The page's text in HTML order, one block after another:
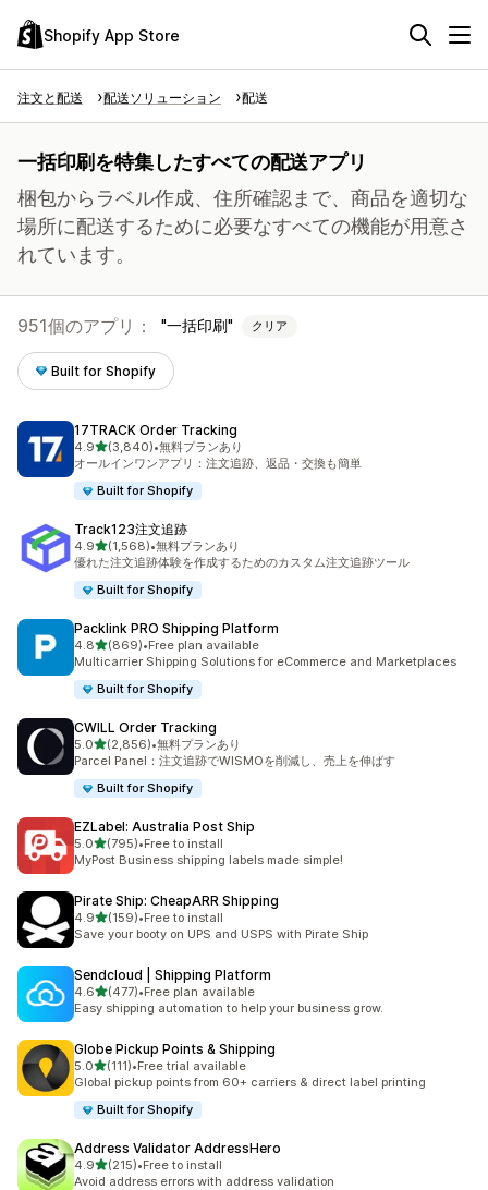
Shopify App Store
注文と配送 配送ソリューション 配送
一括印刷を特集したすべての配送アプリ
梱包からラベル作成、住所確認まで、商品を適切な
場所に配送するために必要なすべての機能が用意さ
れています。
951個のアプリ： 一括印刷 クリア
Built for Shopify
17TRACK Order Tracking
4.95つ星中
(3,840)
合計レビュー数：3840件
•無料プランあり
オールインワンアプリ：注文追跡、返品・交換も簡単
Built for Shopify
Track123注文追跡
4.95つ星中
(1,568)
合計レビュー数：1568件
•無料プランあり
優れた注文追跡体験を作成するためのカスタム注文追跡ツール
Built for Shopify
Packlink PRO Shipping Platform
4.85つ星中
(869)
合計レビュー数：869件
•Free plan available
Multicarrier Shipping Solutions for eCommerce and Marketplaces
Built for Shopify
CWILL Order Tracking
5.05つ星中
(2,856)
合計レビュー数：2856件
•無料プランあり
Parcel Panel：注文追跡でWISMOを削減し、売上を伸ばす
Built for Shopify
EZLabel: Australia Post Ship
5.05つ星中
(795)
合計レビュー数：795件
•Free to install
MyPost Business shipping labels made simple!
Pirate Ship: CheapARR Shipping
4.95つ星中
(159)
合計レビュー数：159件
•Free to install
Save your booty on UPS and USPS with Pirate Ship
Sendcloud | Shipping Platform
4.65つ星中
(477)
合計レビュー数：477件
•Free plan available
Easy shipping automation to help your business grow.
Globe Pickup Points & Shipping
5.05つ星中
(111)
合計レビュー数：111件
•Free trial available
Global pickup points from 60+ carriers & direct label printing
Built for Shopify
Address Validator AddressHero
4.95つ星中
(215)
合計レビュー数：215件
•Free to install
Avoid address errors with address validation